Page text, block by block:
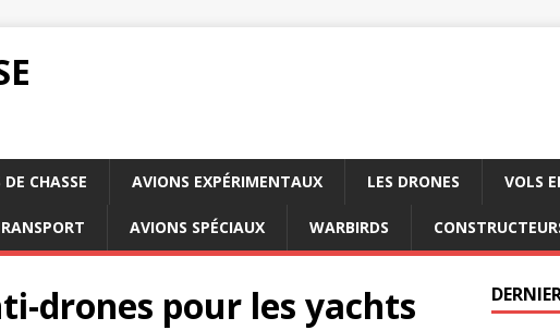
CHASSE AVIONS EXPÉRIMENTAUX LES DRONES VOLS
AVIONS SPÉCIAUX WARBIRDS
drones pour les yachts